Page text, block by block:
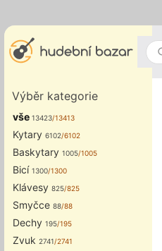
Výběr kategorie
vše 13423/13413
Kytary 6102/6102
Baskytary 1005/1005
Bicí 1300/1300
Klávesy 825/825
Smyčce 88/88
Dechy 195/195
Zvuk 2741/2741